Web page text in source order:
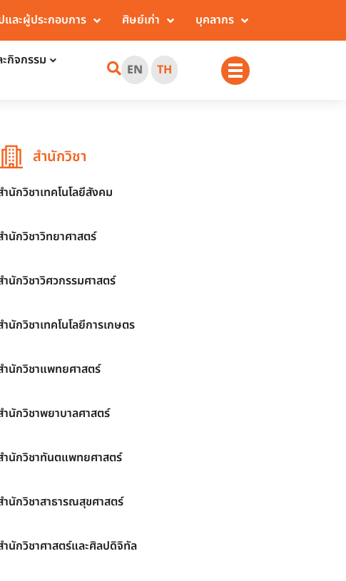
และผู้ประกอบการ ศิษย์เก่า บุคลากร
กิจกรรม
EN TH
สำนักวิชา
ำนักวิชาเทคโนโลยีสังคม
ำนักวิชาวิทยาศาสตร์
ำนักวิชาวิศวกรรมศาสตร์
ำนักวิชาเทคโนโลยีการเกษตร
ำนักวิชาแพทยศาสตร์
ำนักวิชาพยาบาลศาสตร์
ำนักวิชาทันตแพทยศาสตร์
ำนักวิชาสาธารณสุขศาสตร์
ำนักวิชาศาสตร์และศิลปดิจิทัล